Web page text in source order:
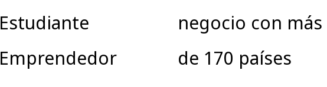
Estudiante
Emprendedor
negocio con más
de 170 países